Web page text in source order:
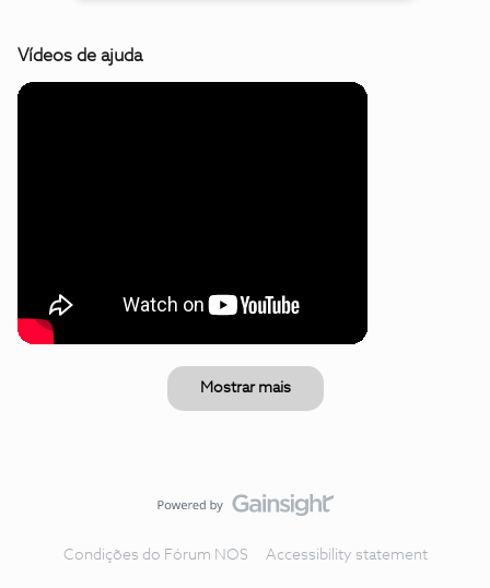
Vídeos de ajuda
Mostrar mais
Condições do Fórum NOS Accessibility statement